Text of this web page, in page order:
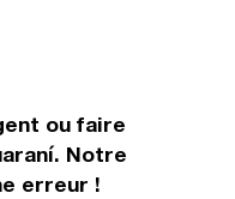
ou faire
Notre
erreur !